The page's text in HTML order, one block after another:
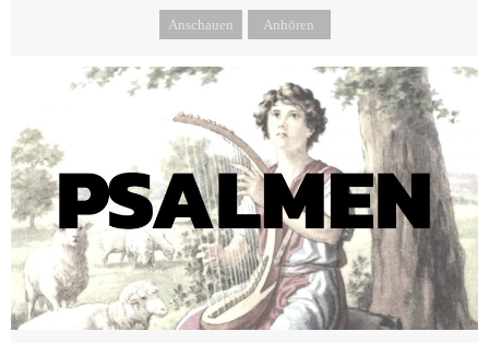
Anschauen Anhören